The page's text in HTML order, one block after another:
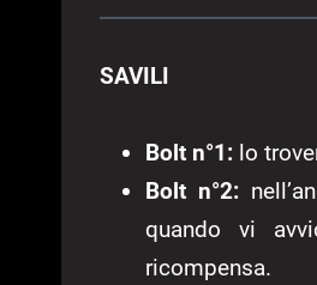
SAVILI
Bolt n°1: lo
Bolt n°2:
quando vi
ricompensa.